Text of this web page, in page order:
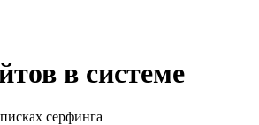
в системе
серфинга